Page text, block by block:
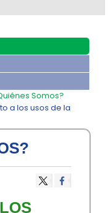
Somos?
a los usos de la